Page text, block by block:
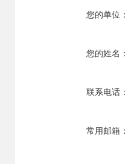
您的单位：
您的姓名：
联系电话：
常用邮箱：